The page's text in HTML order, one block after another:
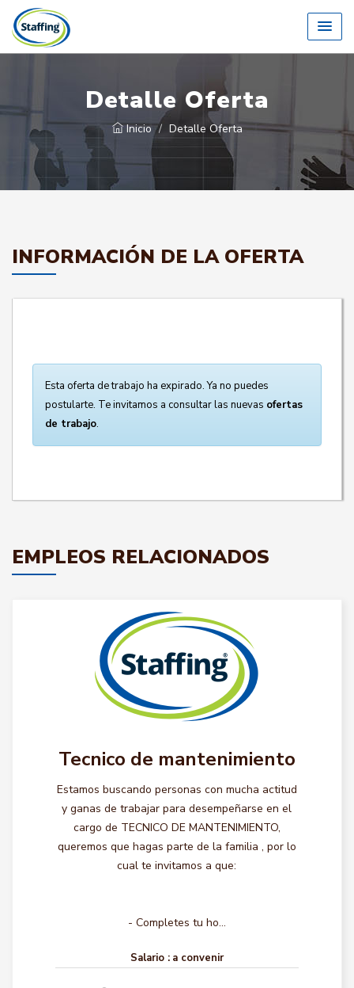
Detalle Oferta
Inicio Detalle Oferta
INFORMACIÓN DE LA OFERTA
Esta oferta de trabajo ha expirado. Ya no puedes
postularte. Te invitamos a consultar las nuevas ofertas
de trabajo.
EMPLEOS RELACIONADOS
Tecnico de mantenimiento
Estamos buscando personas con mucha actitud
y ganas de trabajar para desempeñarse en el
cargo de TECNICO DE MANTENIMIENTO,
queremos que hagas parte de la familia , por lo
cual te invitamos a que:
- Completes tu ho...
Salario : a convenir